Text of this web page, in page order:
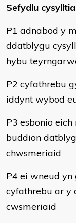
Sefydlu
P1 adnabod y
ddatblygu
hybu
P2 cyfathrebu
iddynt wybod
P3 esbonio
buddion
chwsmeriaid
P4 ei wneud yn
cyfathrebu ar y
cwsmeriaid